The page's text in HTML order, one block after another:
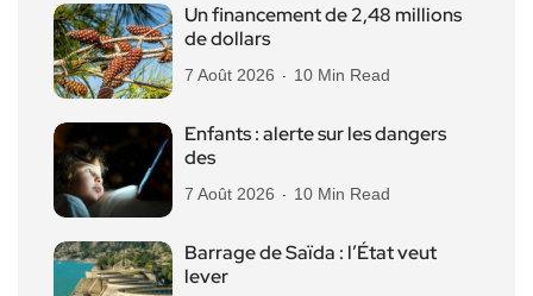
Un financement de 2,48 millions
de dollars
7 Août 2026 10 Min Read
Enfants : alerte sur les dangers
des
7 Août 2026 10 Min Read
Barrage de Saïda : l’État veut
lever